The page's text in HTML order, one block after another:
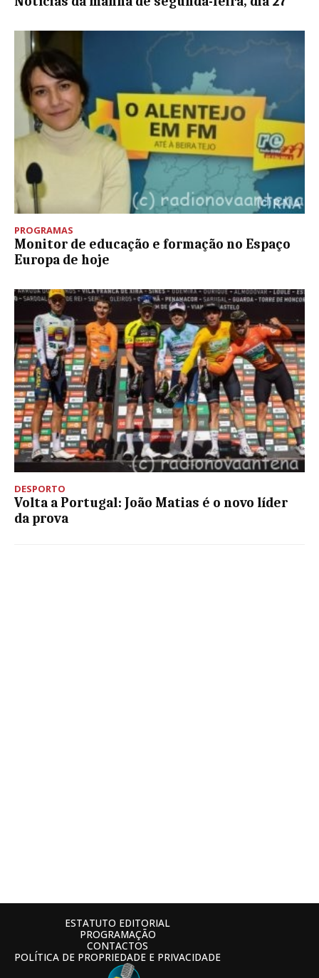
PROGRAMAS
Monitor de educação e formação no Espaço
Europa de hoje
DESPORTO
Volta a Portugal: João Matias é o novo líder
da prova
ESTATUTO EDITORIAL
PROGRAMAÇÃO
CONTACTOS
POLÍTICA DE PROPRIEDADE E PRIVACIDADE